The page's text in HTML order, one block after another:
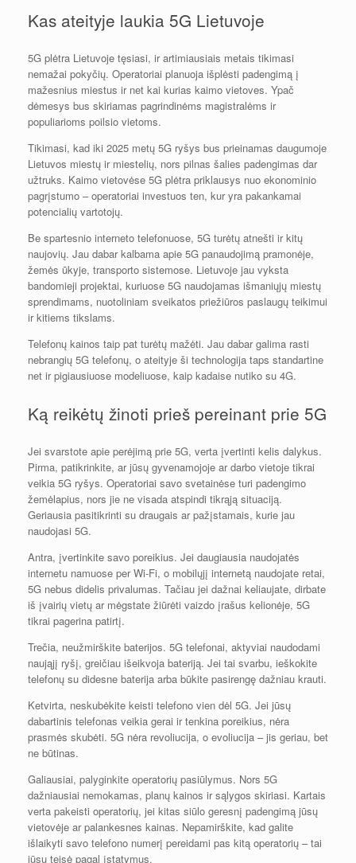
Kas ateityje laukia 5G Lietuvoje
5G plėtra Lietuvoje tęsiasi, ir artimiausiais metais tikimasi
nemažai pokyčių. Operatoriai planuoja išplėsti padengimą į
mažesnius miestus ir net kai kurias kaimo vietoves. Ypač
dėmesys bus skiriamas pagrindinėms magistralėms ir
populiarioms poilsio vietoms.
Tikimasi, kad iki 2025 metų 5G ryšys bus prieinamas daugumoje
Lietuvos miestų ir miestelių, nors pilnas šalies padengimas dar
užtruks. Kaimo vietovėse 5G plėtra priklausys nuo ekonominio
pagrįstumo – operatoriai investuos ten, kur yra pakankamai
potencialių vartotojų.
Be spartesnio interneto telefonuose, 5G turėtų atnešti ir kitų
naujovių. Jau dabar kalbama apie 5G panaudojimą pramonėje,
žemės ūkyje, transporto sistemose. Lietuvoje jau vyksta
bandomieji projektai, kuriuose 5G naudojamas išmaniųjų miestų
sprendimams, nuotoliniam sveikatos priežiūros paslaugų teikimui
ir kitiems tikslams.
Telefonų kainos taip pat turėtų mažėti. Jau dabar galima rasti
nebrangių 5G telefonų, o ateityje ši technologija taps standartine
net ir pigiausiuose modeliuose, kaip kadaise nutiko su 4G.
Ką reikėtų žinoti prieš pereinant prie 5G
Jei svarstote apie perėjimą prie 5G, verta įvertinti kelis dalykus.
Pirma, patikrinkite, ar jūsų gyvenamojoje ar darbo vietoje tikrai
veikia 5G ryšys. Operatoriai savo svetainėse turi padengimo
žemėlapius, nors jie ne visada atspindi tikrąją situaciją.
Geriausia pasitikrinti su draugais ar pažįstamais, kurie jau
naudojasi 5G.
Antra, įvertinkite savo poreikius. Jei daugiausia naudojatės
internetu namuose per Wi-Fi, o mobilųjį internetą naudojate retai,
5G nebus didelis privalumas. Tačiau jei dažnai keliaujate, dirbate
iš įvairių vietų ar mėgstate žiūrėti vaizdo įrašus kelionėje, 5G
tikrai pagerina patirtį.
Trečia, neužmirškite baterijos. 5G telefonai, aktyviai naudodami
naująjį ryšį, greičiau išeikvoja bateriją. Jei tai svarbu, ieškokite
telefonų su didesne baterija arba būkite pasirengę dažniau krauti.
Ketvirta, neskubėkite keisti telefono vien dėl 5G. Jei jūsų
dabartinis telefonas veikia gerai ir tenkina poreikius, nėra
prasmės skubėti. 5G nėra revoliucija, o evoliucija – jis geriau, bet
ne būtinas.
Galiausiai, palyginkite operatorių pasiūlymus. Nors 5G
dažniausiai nemokamas, planų kainos ir sąlygos skiriasi. Kartais
verta pakeisti operatorių, jei kitas siūlo geresnį padengimą jūsų
vietovėje ar palankesnes kainas. Nepamirškite, kad galite
išlaikyti savo telefono numerį pereidami pas kitą operatorių – tai
jūsų teisė pagal įstatymus.